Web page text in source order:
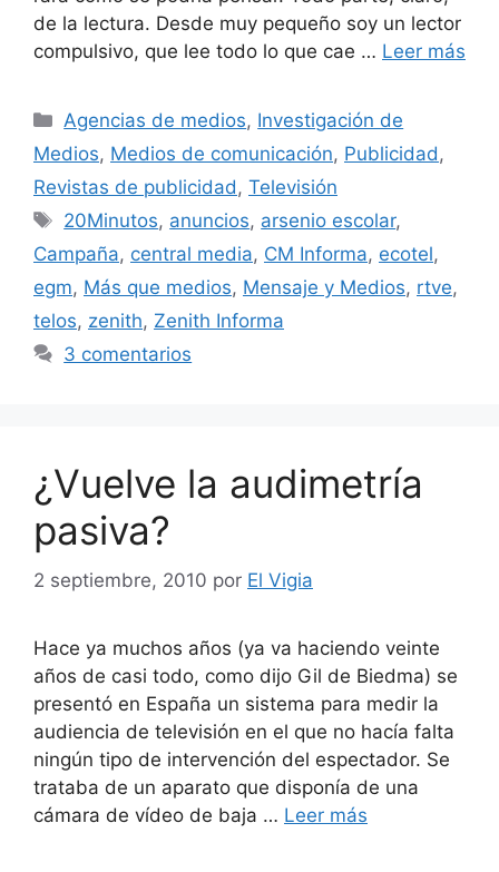
de la lectura. Desde muy pequeño soy un lector
compulsivo, que lee todo lo que cae … Leer más
Categorías
Agencias de medios, Investigación de
Medios, Medios de comunicación, Publicidad,
Revistas de publicidad, Televisión
Etiquetas
20Minutos, anuncios, arsenio escolar,
Campaña, central media, CM Informa, ecotel,
egm, Más que medios, Mensaje y Medios, rtve,
telos, zenith, Zenith Informa
3 comentarios
¿Vuelve la audimetría
pasiva?
2 septiembre, 2010 por El Vigia
Hace ya muchos años (ya va haciendo veinte
años de casi todo, como dijo Gil de Biedma) se
presentó en España un sistema para medir la
audiencia de televisión en el que no hacía falta
ningún tipo de intervención del espectador. Se
trataba de un aparato que disponía de una
cámara de vídeo de baja … Leer más